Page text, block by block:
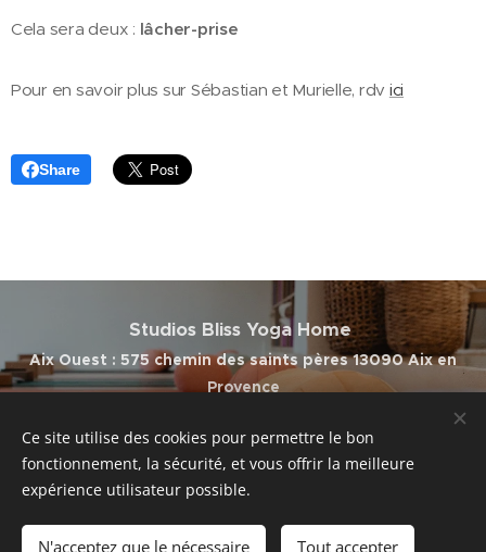
Cela sera deux : lâcher-prise
Pour en savoir plus sur Sébastian et Murielle, rdv ici
Share
Studios Bliss Yoga Home
Aix Ouest : 575 chemin des saints pères 13090 Aix en
Provence
Facebook/Instagram/Linkedln
© Bliss Yoga Home & LexiaWeb 2020 /
Cookies
Ce site utilise des cookies pour permettre le bon
fonctionnement, la sécurité, et vous offrir la meilleure
expérience utilisateur possible.
N'acceptez que le nécessaire Tout accepter